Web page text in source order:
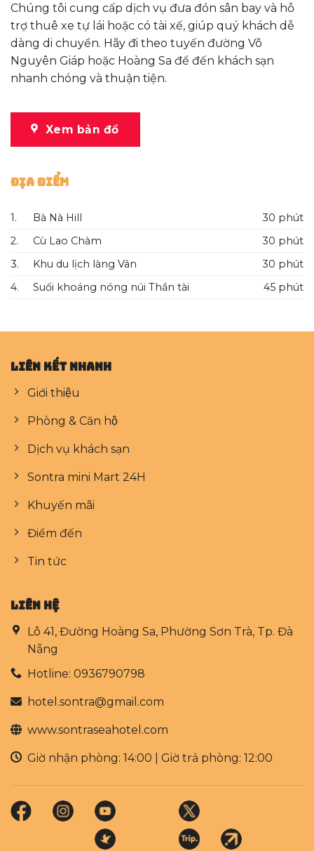
Chúng tôi cung cấp dịch vụ đưa đón sân bay và hỗ
trợ thuê xe tự lái hoặc có tài xế, giúp quý khách dễ
dàng di chuyển. Hãy đi theo tuyến đường Võ
Nguyên Giáp hoặc Hoàng Sa để đến khách sạn
nhanh chóng và thuận tiện.
Xem bản đồ
Địa Điểm
1. Bà Nà Hill
30 phút
2.
Cù Lao Chàm
30 phút
3.
Khu du lịch làng Vân
30 phút
4.
Suối khoáng nóng núi Thần tài 45 phút
Liên kết nhanh
Giới thiệu
Phòng & Căn hộ
Dịch vụ khách sạn
Sontra mini Mart 24H
Khuyến mãi
Điểm đến
Tin tức
LIÊN HỆ
Lô 41, Đường Hoàng Sa, Phường Sơn Trà, Tp. Đà
Nẵng
Hotline: 0936790798
hotel.sontra@gmail.com
www.sontraseahotel.com
Giờ nhận phòng: 14:00 | Giờ trả phòng: 12:00